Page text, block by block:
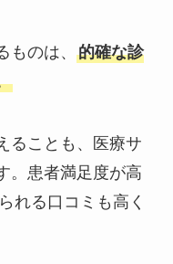
のは、 的確な診
ることも、医療サ
。患者満足度が高
れる口コミも高く